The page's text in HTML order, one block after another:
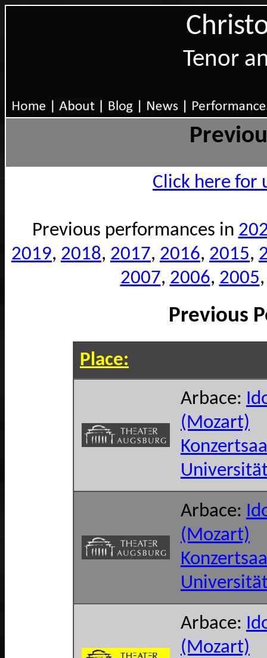
Tenor
Click here for
Previous performances in
2019, 2018, 2017, 2016, 2015,
2007, 2006, 2005
Previous
Place:
Arbace:
(Mozart)
Arbace:
(Mozart)
Arbace:
(Mozart)